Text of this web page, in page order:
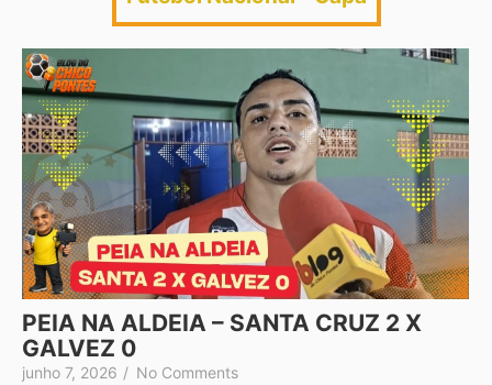
PEIA NA ALDEIA – SANTA CRUZ 2 X
GALVEZ 0
junho 7, 2026 / No Comments